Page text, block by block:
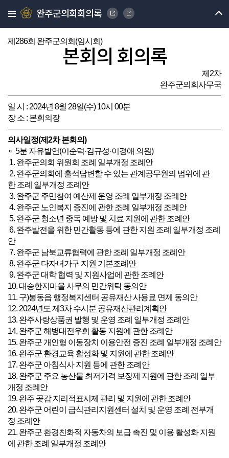
완주군의회회의록
제286회 완주군의회(임시회)
본회의 회의록
제2차
완주군의회사무국
일 시 : 2024년 8월 28일(수) 10시 00분
장 소 : 본회의장
의사일정(제2차 본회의)
∘ 5분 자유발언(이순덕·김규성·이경애 의원)
1. 완주군의회 위원회 조례 일부개정 조례안
2. 완주군의회에 출석답변할 수 있는 관계공무원의 범위에 관
한 조례 일부개정 조례안
3. 완주군 주민참여 예산제 운영 조례 일부개정 조례안
4. 완주군 노인복지 증진에 관한 조례 일부개정 조례안
5. 완주군 청소년 중독 예방 및 치료 지원에 관한 조례안
6. 완주발전을 위한 민간활동 등에 관한 지원 조례 일부개정 조례
안
7. 완주군 남북교류협력에 관한 조례 일부개정 조례안
8. 완주군 다자녀가구 지원 기본조례안
9. 완주군 대학 협력 및 지원사업에 관한 조례안
10. 대승한지마을 사무의 민간위탁 동의안
11. 구)봉동읍 행정복지센터 공유재산 사용료 면제 동의안
12. 2024년도 제3차 수시분 공유재산관리계획안
13. 완주사랑상품권 발행 및 운영 조례 일부개정 조례안
14. 완주군 해병대전우회 활동 지원에 관한 조례안
15. 완주군 개인형 이동장치 이용안전 증진 조례 일부개정 조례안
16. 완주군 환경교육 활성화 및 지원에 관한 조례안
17. 완주군 아침식사 지원 등에 관한 조례안
18. 완주군 주요 농산물 최저가격 보장제 지원에 관한 조례 일부
개정 조례안
19. 완주 곶감 지리적표시제 관리 및 지원에 관한 조례안
20. 완주군 어린이 급식관리지원센터 설치 및 운영 조례 전부개
정 조례안
21. 완주군 환경친화적 자동차의 보급 촉진 및 이용 활성화 지원
에 관한 조례 일부개정 조례안